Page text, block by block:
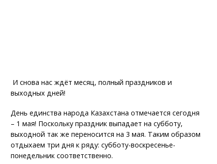
И снова нас ждёт месяц, полный праздников и
выходных дней!
День единства народа Казахстана отмечается сегодня
– 1 мая! Поскольку праздник выпадает на субботу,
выходной так же переносится на 3 мая. Таким образом
отдыхаем три дня к ряду: субботу-воскресенье-
понедельник соответственно.